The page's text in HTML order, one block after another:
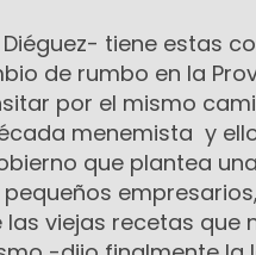
tiene estas
de rumbo en la
por el mismo
menemista y
que plantea
viejas recetas que